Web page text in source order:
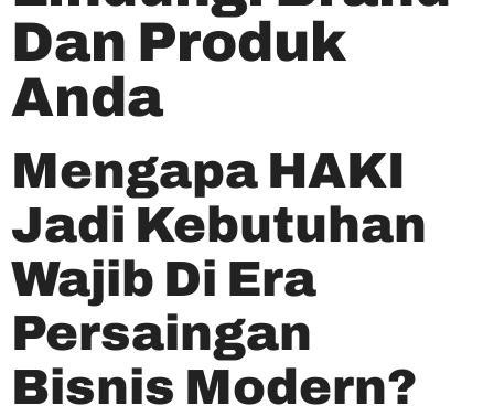
Dan Produk
Anda
Mengapa HAKI
Jadi Kebutuhan
Wajib Di Era
Persaingan
Bisnis Modern?